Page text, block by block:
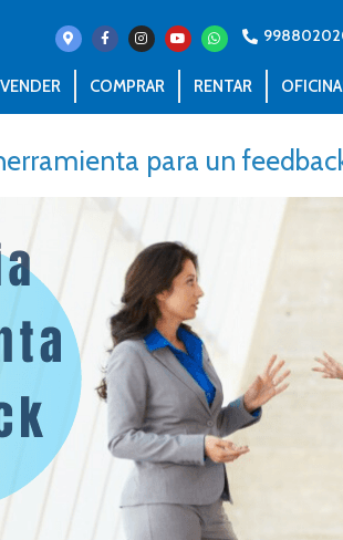
VENDER COMPRAR RENTAR
para un